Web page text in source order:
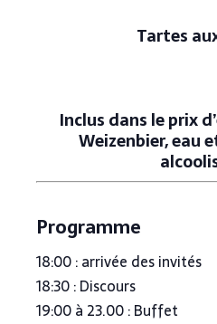
Tartes
Inclus dans le prix
Weizenbier, eau
Programme
18:00 : arrivée des invités
18:30 : Discours
19:00 à 23.00 : Buffet